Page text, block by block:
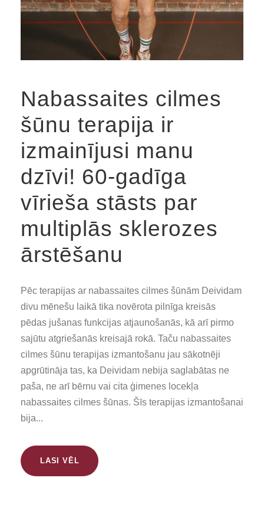
Nabassaites cilmes
šūnu terapija ir
izmainījusi manu
dzīvi! 60-gadīga
vīrieša stāsts par
multiplās sklerozes
ārstēšanu
Pēc terapijas ar nabassaites cilmes šūnām Deividam
divu mēnešu laikā tika novērota pilnīga kreisās
pēdas jušanas funkcijas atjaunošanās, kā arī pirmo
sajūtu atgriešanās kreisajā rokā. Taču nabassaites
cilmes šūnu terapijas izmantošanu jau sākotnēji
apgrūtināja tas, ka Deividam nebija saglabātas ne
paša, ne arī bērnu vai cita ģimenes locekļa
nabassaites cilmes šūnas. Šīs terapijas izmantošanai
bija...
LASI VĒL